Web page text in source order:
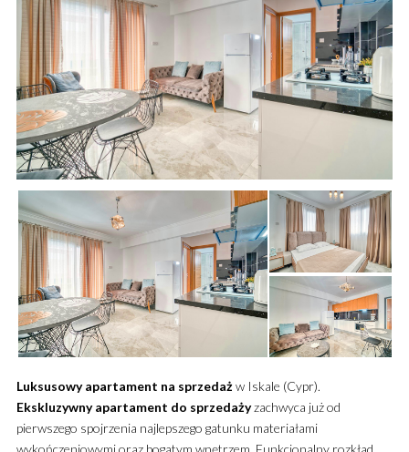
Luksusowy apartament na sprzedażw Iskale (Cypr).
Ekskluzywny apartament do sprzedażyzachwyca już od
pierwszego spojrzenia najlepszego gatunku materiałami
wykończeniowymi oraz bogatym wnętrzem. Funkcjonalny rozkład